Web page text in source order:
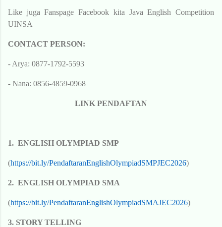
Like juga Fanspage Facebook kita Java English Competition
UINSA
CONTACT PERSON:
- Arya: 0877-1792-5593
- Nana: 0856-4859-0968
LINK PENDAFTAN
1. ENGLISH OLYMPIAD SMP
(https://bit.ly/PendaftaranEnglishOlympiadSMPJEC2026)
2. ENGLISH OLYMPIAD SMA
(https://bit.ly/PendaftaranEnglishOlympiadSMAJEC2026)
3. STORY TELLING